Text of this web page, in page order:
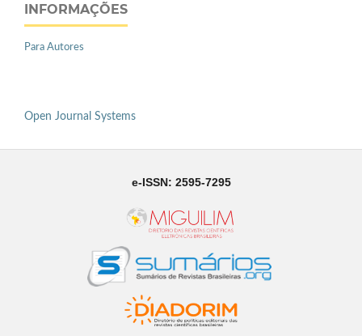
INFORMAÇÕES
Para Autores
Open Journal Systems
e-ISSN: 2595-7295